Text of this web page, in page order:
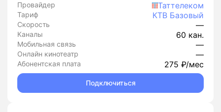
Провайдер Таттелеком
Тариф КТВ Базовый
Скорость —
Каналы 60 кан.
Мобильная связь —
Онлайн кинотеатр —
Абонентская плата 275 ₽/мес
Подключиться